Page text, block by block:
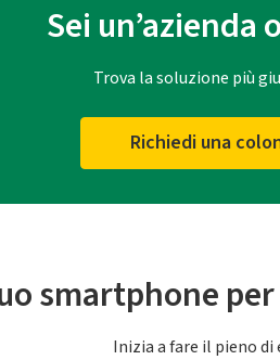
Sei un’azienda
Trova la soluzione più
Richiedi una
smartphone
Inizia a fare il pieno di